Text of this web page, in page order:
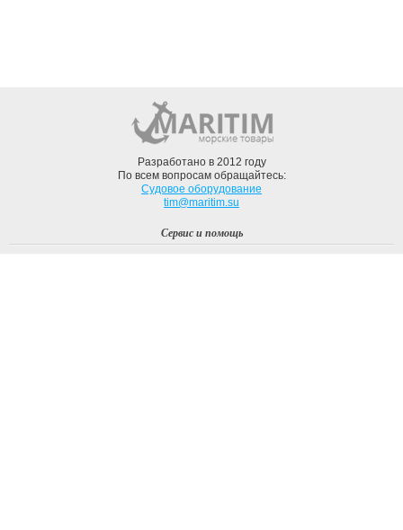
Разработано в 2012 году
По всем вопросам обращайтесь:
Судовое оборудование
tim@maritim.su
Сервис и помощь